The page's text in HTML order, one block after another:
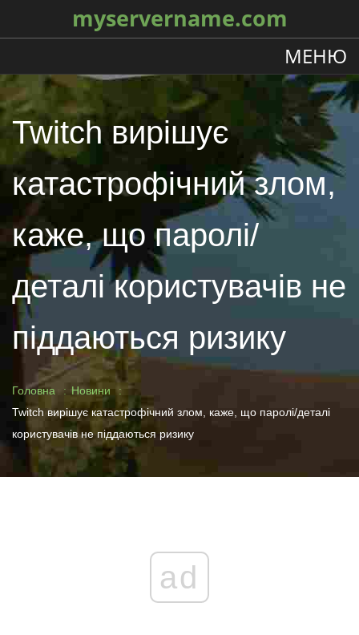
myservername.com
МЕНЮ
Twitch вирішує
катастрофічний злом,
каже, що паролі/
деталі користувачів не
піддаються ризику
Головна
Новини
Twitch вирішує катастрофічний злом, каже, що паролі/деталі
користувачів не піддаються ризику
ad